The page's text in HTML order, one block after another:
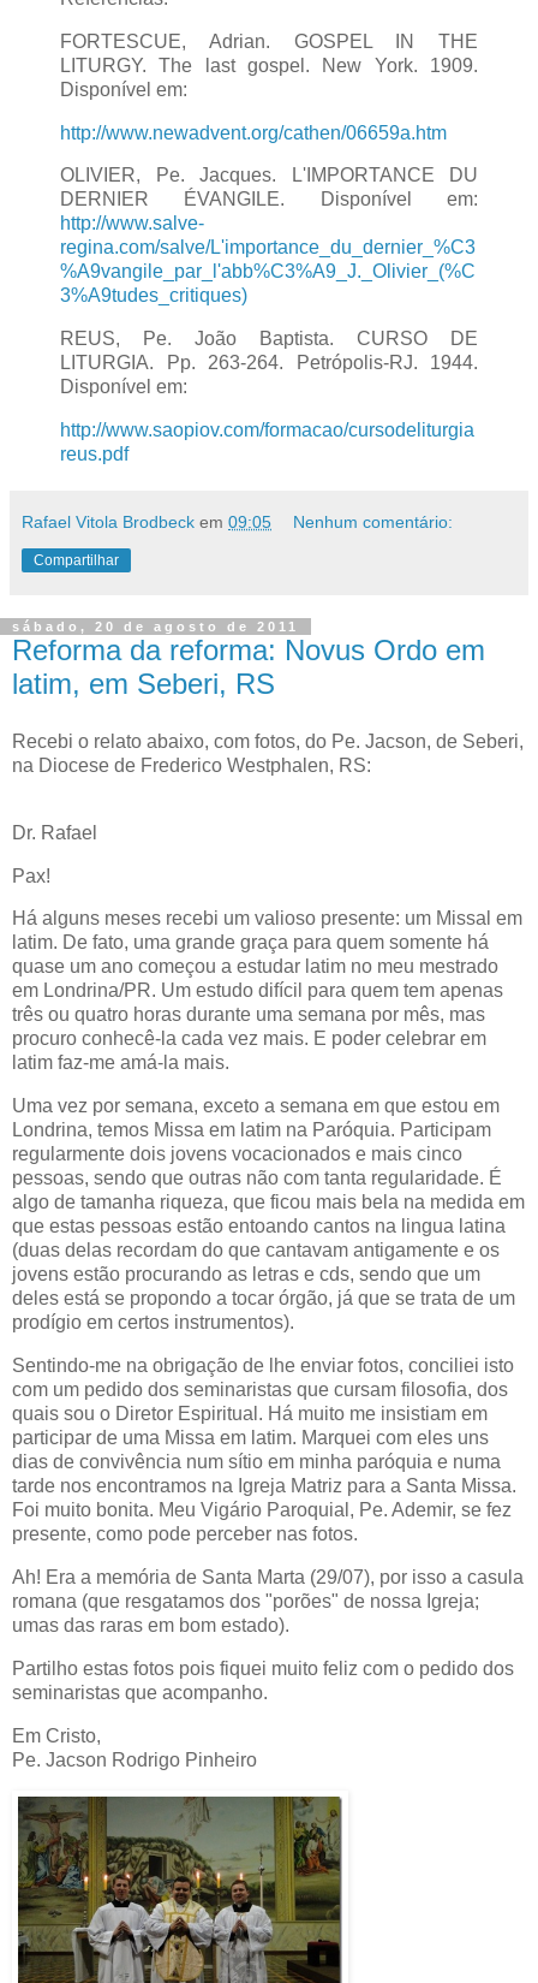
FORTESCUE, Adrian. GOSPEL IN THE
LITURGY. The last gospel. New York. 1909.
Disponível em:
http://www.newadvent.org/cathen/06659a.htm
OLIVIER, Pe. Jacques. L'IMPORTANCE DU
DERNIER ÉVANGILE. Disponível em:
http://www.salve-
regina.com/salve/L'importance_du_dernier_%C3
%A9vangile_par_l'abb%C3%A9_J._Olivier_(%C
3%A9tudes_critiques)
REUS, Pe. João Baptista. CURSO DE
LITURGIA. Pp. 263-264. Petrópolis-RJ. 1944.
Disponível em:
http://www.saopiov.com/formacao/cursodeliturgia
reus.pdf
Rafael Vitola Brodbeck em 09:05 Nenhum comentário:
Compartilhar
sábado, 20 de agosto de 2011
Reforma da reforma: Novus Ordo em
latim, em Seberi, RS
Recebi o relato abaixo, com fotos, do Pe. Jacson, de Seberi,
na Diocese de Frederico Westphalen, RS:
Dr. Rafael
Pax!
Há alguns meses recebi um valioso presente: um Missal em
latim. De fato, uma grande graça para quem somente há
quase um ano começou a estudar latim no meu mestrado
em Londrina/PR. Um estudo difícil para quem tem apenas
três ou quatro horas durante uma semana por mês, mas
procuro conhecê-la cada vez mais. E poder celebrar em
latim faz-me amá-la mais.
Uma vez por semana, exceto a semana em que estou em
Londrina, temos Missa em latim na Paróquia. Participam
regularmente dois jovens vocacionados e mais cinco
pessoas, sendo que outras não com tanta regularidade. É
algo de tamanha riqueza, que ficou mais bela na medida em
que estas pessoas estão entoando cantos na lingua latina
(duas delas recordam do que cantavam antigamente e os
jovens estão procurando as letras e cds, sendo que um
deles está se propondo a tocar órgão, já que se trata de um
prodígio em certos instrumentos).
Sentindo-me na obrigação de lhe enviar fotos, conciliei isto
com um pedido dos seminaristas que cursam filosofia, dos
quais sou o Diretor Espiritual. Há muito me insistiam em
participar de uma Missa em latim. Marquei com eles uns
dias de convivência num sítio em minha paróquia e numa
tarde nos encontramos na Igreja Matriz para a Santa Missa.
Foi muito bonita. Meu Vigário Paroquial, Pe. Ademir, se fez
presente, como pode perceber nas fotos.
Ah! Era a memória de Santa Marta (29/07), por isso a casula
romana (que resgatamos dos "porões" de nossa Igreja;
umas das raras em bom estado).
Partilho estas fotos pois fiquei muito feliz com o pedido dos
seminaristas que acompanho.
Em Cristo,
Pe. Jacson Rodrigo Pinheiro